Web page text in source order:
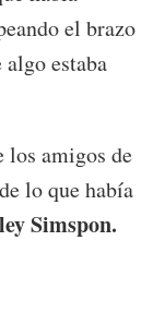
el brazo
estaba
los amigos de
lo que había
Simspon.